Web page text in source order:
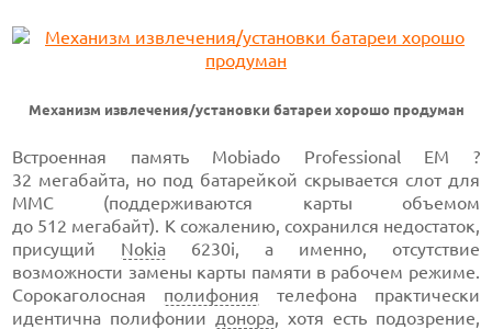
Механизм извлечения/установки батареи хорошо продуман
Встроенная память Mobiado Professional EM ?
32 мегабайта, но под батарейкой скрывается слот для
ММС (поддерживаются карты объемом
до 512 мегабайт). К сожалению, сохранился недостаток,
присущий Nokia 6230i, а именно, отсутствие
возможности замены карты памяти в рабочем режиме.
Сорокаголосная полифония телефона практически
идентична полифонии донора, хотя есть подозрение,